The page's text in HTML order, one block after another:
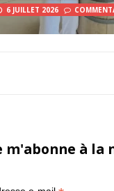
6 JUILLET 2026
m'abonne à